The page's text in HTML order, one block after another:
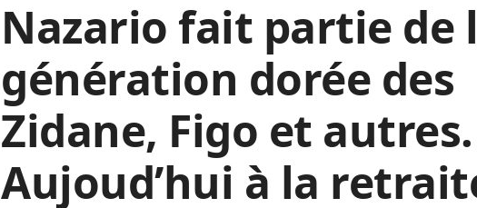
Nazario fait partie de
génération dorée des
Zidane, Figo et autres.
Aujoud’hui à la